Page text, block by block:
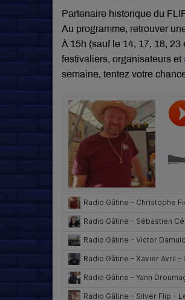
Partenaire historique du
Au programme, retrouver
À 15h (sauf le 14, 17, 18, 23
festivaliers, organisateurs et
semaine, tentez votre